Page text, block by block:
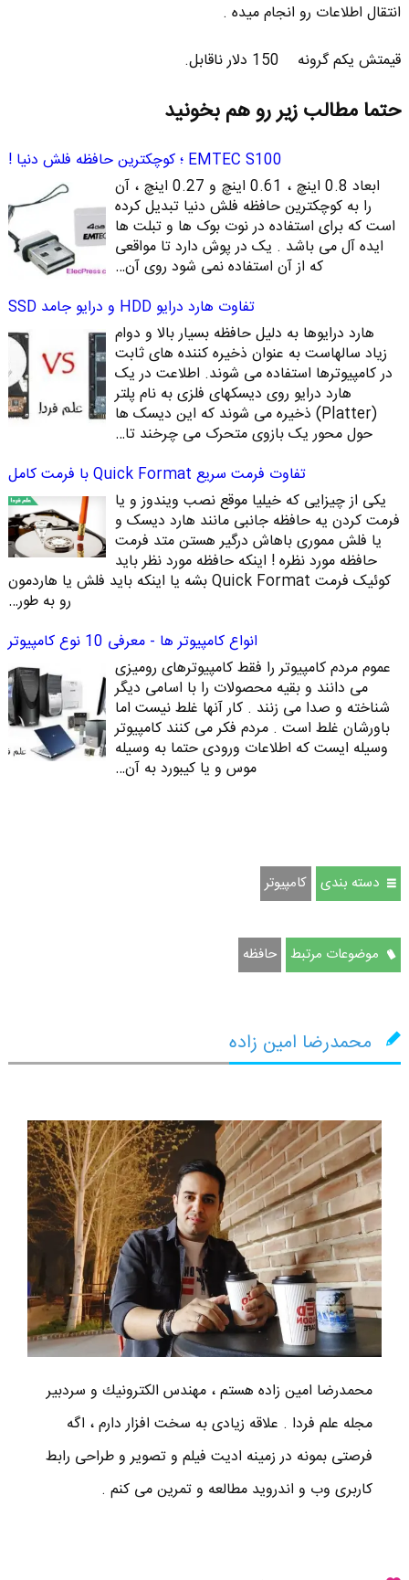
انتقال اطلاعات رو انجام میده .
قیمتش یکم گرونه 150 دلار ناقابل.
حتما مطالب زیر رو هم بخونید
EMTEC S100 ؛ کوچکترین حافظه فلش دنیا !
ابعاد 0.8 اینچ ، 0.61 اینچ و 0.27 اینچ ، آن
را به کوچکترین حافظه فلش دنیا تبدیل کرده
است که برای استفاده در نوت بوک ها و تبلت ها
ایده آل می باشد . یک در پوش دارد تا مواقعی
که از آن استفاده نمی شود روی آن…
تفاوت هارد درایو HDD و درایو جامد SSD
هارد درایوها به دلیل حافظه بسیار بالا و دوام
زیاد سالهاست به عنوان ذخیره کننده های ثابت
در کامپیوترها استفاده می شوند. اطلاعت در یک
هارد درایو روی دیسکهای فلزی به نام پلتر
(Platter) ذخیره می شوند که این دیسک ها
حول محور یک بازوی متحرک می چرخند تا…
تفاوت فرمت سریع Quick Format با فرمت کامل
یکی از چیزایی که خیلیا موقع نصب ویندوز و یا
فرمت کردن یه حافظه جانبی مانند هارد دیسک و
یا فلش مموری باهاش درگیر هستن متد فرمت
حافظه مورد نظره ! اینکه حافظه مورد نظر باید
کوئیک فرمت Quick Format بشه یا اینکه باید فلش یا هاردمون
رو به طور…
انواع کامپیوتر ها - معرفی 10 نوع کامپیوتر
عموم مردم کامپیوتر را فقط کامپیوترهای رومیزی
می دانند و بقیه محصولات را با اسامی دیگر
شناخته و صدا می زنند . کار آنها غلط نیست اما
باورشان غلط است . مردم فکر می کنند کامپیوتر
وسیله ایست که اطلاعات ورودی حتما به وسیله
موس و یا کیبورد به آن…
دسته بندی كامپيوتر
موضوعات مرتبط حافظه
محمدرضا امین زاده
محمدرضا امين زاده هستم ، مهندس الكترونيك و سردبير
مجله علم فردا . علاقه زیادی به سخت افزار دارم ، اگه
فرصتی بمونه در زمینه ادیت فیلم و تصویر و طراحی رابط
کاربری وب و اندروید مطالعه و تمرین می کنم .